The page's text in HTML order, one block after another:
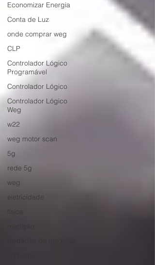
Economizar Energia
Conta de Luz
onde comprar weg
CLP
Controlador Lógico
Programável
Controlador Lógico
Controlador Lógico
Weg
w22
weg motor scan
5g
rede 5g
weg
eletricidade
física